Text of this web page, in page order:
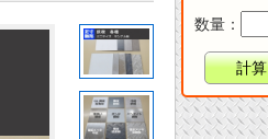
数量：
計算